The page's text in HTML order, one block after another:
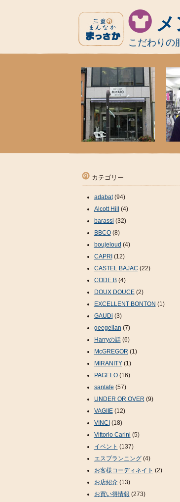
こだわり
カテゴリー
adabat(94)
Alcott Hill
(4)
barassi (32)
BBCO(8)
boujeloud (4)
CAPRI (12)
CASTEL BAJAC (22)
CODE:B(4)
DOUX DOUCE(2)
EXCELLENT BONTON (1)
GAUDi (3)
geegellan (7)
Harryの話(6)
McGREGOR (1)
MIRANITY(1)
PAGELO(16)
santafe (57)
UNDER OR OVER (9)
VAGIIE(12)
VINCI (18)
Vittorio Carini (5)
イベント (137)
エスプランニング(4)
お客様コーディネイト (2)
お店紹介(13)
お買い得情報 (273)